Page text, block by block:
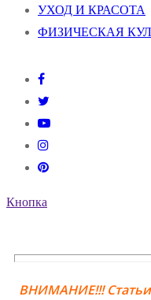
УХОД И КРАСОТА
ФИЗИЧЕСКАЯ
Кнопка
ВНИМАНИЕ!!!